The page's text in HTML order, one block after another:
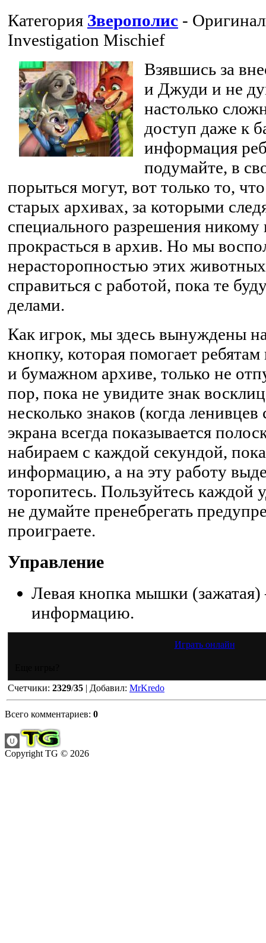
Категория Зверополис -
Investigation Mischief
Взявшись за
и Джуди и не
настолько
доступ даже к
информация
подумайте, в
порыться могут, вот только то,
старых архивах, за которыми
специального разрешения никому
прокрасться в архив. Но мы
нерасторопностью этих
справиться с работой, пока те
делами.
Как игрок, мы здесь вынуждены
кнопку, которая помогает
и бумажном архиве, только не
пор, пока не увидите знак
несколько знаков (когда
экрана всегда показывается
набираем с каждой секундой,
информацию, а на эту работу
торопитесь. Пользуйтесь каждой
не думайте пренебрегать
проиграете.
Управление
Левая кнопка мышки
информацию.
Играть онлайн
Счетчики: 2329/35 | Добавил: MrKredo
Всего комментариев: 0
Copyright TG © 2026